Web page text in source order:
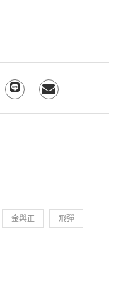
金與正 飛彈